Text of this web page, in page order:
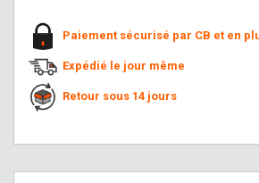
Paiement sécurisé par CB et en
Expédié le jour même
Retour sous 14 jours